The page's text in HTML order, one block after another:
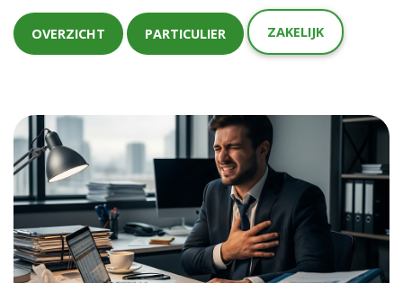
OVERZICHT PARTICULIER ZAKELIJK